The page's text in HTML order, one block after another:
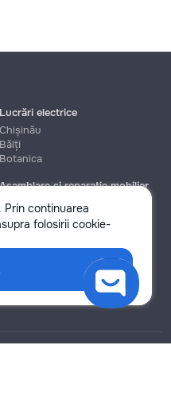
. Prin continuarea
folosirii cookie-
Lucrări electrice
Chișinău
Bălți
Botanica
Asamblare și reparație mobilier
Chișinău
Botanica